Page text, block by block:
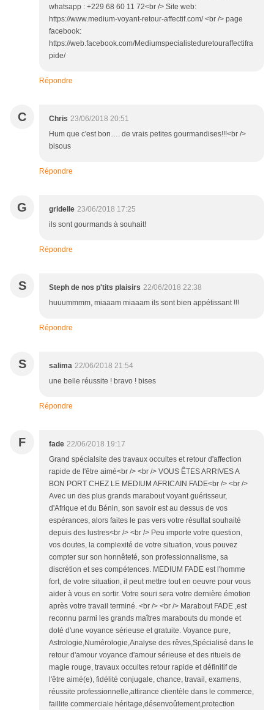
whatsapp : +229 68 60 11 72<br /> Site web:
https://www.medium-voyant-retour-affectif.com/ <br /> page
facebook:
https://web.facebook.com/Mediumspecialisteduretouraffectifra
pide/
Répondre
C Chris 23/06/2018 20:51
Hum que c'est bon…. de vrais petites gourmandises!!!<br />
bisous
Répondre
G gridelle 23/06/2018 17:25
ils sont gourmands à souhait!
Répondre
S Steph de nos p'tits plaisirs 22/06/2018 22:38
huuummmm, miaaam miaaam ils sont bien appétissant !!!
Répondre
S salima 22/06/2018 21:54
une belle réussite ! bravo ! bises
Répondre
F fade 22/06/2018 19:17
Grand spécialsite des travaux occultes et retour d'affection
rapide de l'être aimé<br /> <br /> VOUS ÊTES ARRIVES A
BON PORT CHEZ LE MEDIUM AFRICAIN FADE<br /> <br />
Avec un des plus grands marabout voyant guérisseur,
d'Afrique et du Bénin, son savoir est au dessus de vos
espérances, alors faites le pas vers votre résultat souhaité
depuis des lustres<br /> <br /> Peu importe votre question,
vos doutes, la complexité de votre situation, vous pouvez
compter sur son honnêteté, son professionnalisme, sa
discrétion et ses compétences. MEDIUM FADE est l'homme
fort, de votre situation, il peut mettre tout en oeuvre pour vous
aider à vous en sortir. Votre souri sera votre dernière émotion
après votre travail terminé. <br /> <br /> Marabout FADE ,est
reconnu parmi les grands maîtres marabouts du monde et
doté d'une voyance sérieuse et gratuite. Voyance pure,
Astrologie,Numérologie,Analyse des rêves,Spécialisé dans le
retour d'amour voyance d'amour sérieuse et des rituels de
magie rouge, travaux occultes retour rapide et définitif de
l'être aimé(e), fidélité conjugale, chance, travail, examens,
réussite professionnelle,attirance clientèle dans le commerce,
faillite commerciale héritage,désenvoûtement,protection